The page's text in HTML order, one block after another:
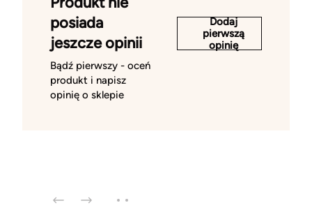
posiada
jeszcze opinii
Bądź pierwszy - oceń
produkt i napisz
opinię o sklepie
Dodaj
pierwszą
opinię